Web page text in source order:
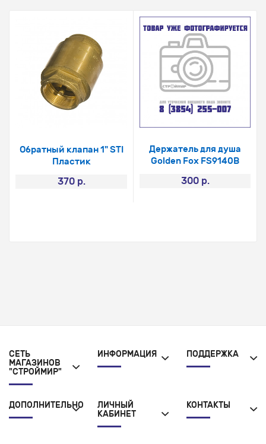
Обратный клапан 1" STI
Пластик
370 р.
Держатель для душа
Golden Fox FS9140B
300 р.
СЕТЬ
МАГАЗИНОВ
"СТРОЙМИР"
ИНФОРМАЦИЯ ПОДДЕРЖКА
ДОПОЛНИТЕЛЬНО
ЛИЧНЫЙ
КАБИНЕТ
КОНТАКТЫ